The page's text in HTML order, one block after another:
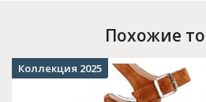
Похожие
Коллекция 2025